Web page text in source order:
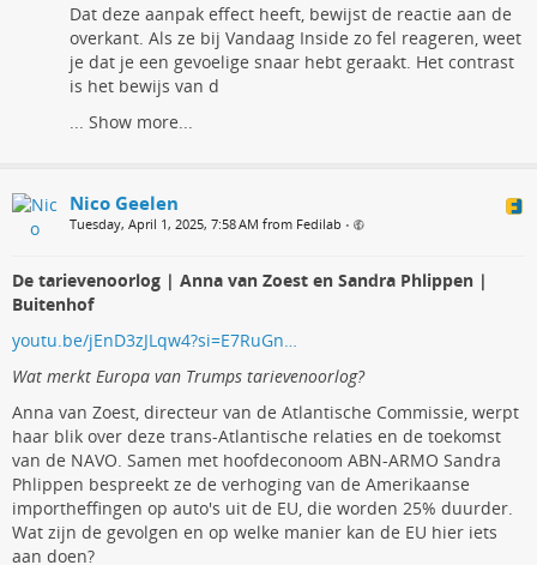
Dat deze aanpak effect heeft, bewijst de reactie aan de
overkant. Als ze bij Vandaag Inside zo fel reageren, weet
je dat je een gevoelige snaar hebt geraakt. Het contrast
is het bewijs van d
Show more...
Nico Geelen
Tuesday, April 1, 2025, 7:58 AM from Fedilab •
De tarievenoorlog | Anna van Zoest en Sandra Phlippen |
Buitenhof
youtu.be/jEnD3zJLqw4?si=E7RuGn…
Wat merkt Europa van Trumps tarievenoorlog?
Anna van Zoest, directeur van de Atlantische Commissie, werpt
haar blik over deze trans-Atlantische relaties en de toekomst
van de NAVO. Samen met hoofdeconoom ABN-ARMO Sandra
Phlippen bespreekt ze de verhoging van de Amerikaanse
importheffingen op auto's uit de EU, die worden 25% duurder.
Wat zijn de gevolgen en op welke manier kan de EU hier iets
aan doen?